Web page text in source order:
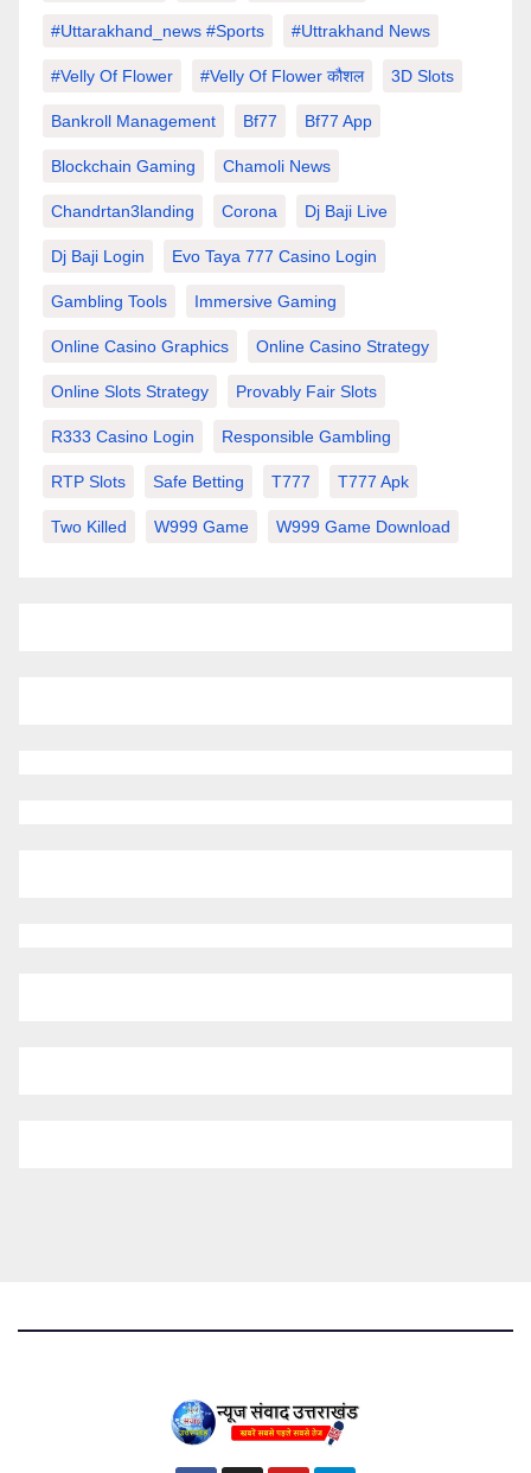
#Uttarakhand_news #sports #Uttrakhand News
#velly Of Flower #velly Of Flower कौशल 3D Slots
Bankroll Management Bf77 Bf77 App
Blockchain Gaming Chamoli News
Chandrtan3landing Corona Dj Baji Live
Dj Baji Login Evo Taya 777 Casino Login
Gambling Tools Immersive Gaming
Online Casino Graphics Online Casino Strategy
Online Slots Strategy Provably Fair Slots
R333 Casino Login Responsible Gambling
RTP Slots Safe Betting T777 T777 Apk
Two Killed W999 Game W999 Game Download